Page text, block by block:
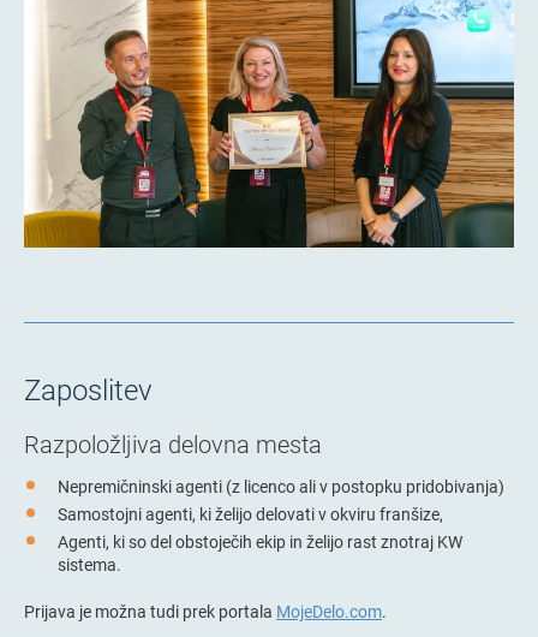
Zaposlitev
Razpoložljiva delovna mesta
Nepremičninski agenti (z licenco ali v postopku pridobivanja)
Samostojni agenti, ki želijo delovati v okviru franšize,
Agenti, ki so del obstoječih ekip in želijo rast znotraj KW
sistema.
Prijava je možna tudi prek portala MojeDelo.com.